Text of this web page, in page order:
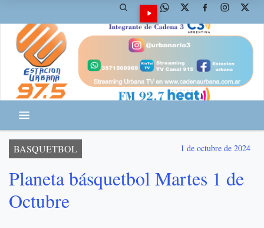
BASQUETBOL 1 de octubre de 2024
Planeta básquetbol Martes 1 de
Octubre